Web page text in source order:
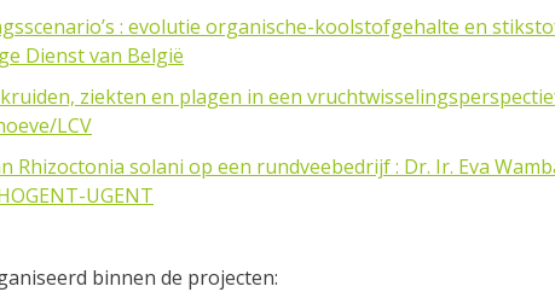
: evolutie organische-koolstofgehalte en
Dienst van België
ziekten en plagen in een
LCV
Rhizoctonia solani op een rundveebedrijf : Dr. Ir. Eva
UGENT
binnen de projecten: